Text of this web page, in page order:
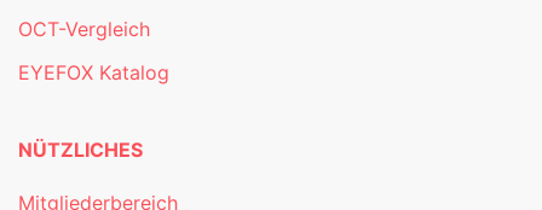
OCT-Vergleich
EYEFOX Katalog
NÜTZLICHES
Mitgliederbereich